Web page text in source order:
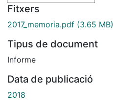
Fitxers
2017_memoria.pdf (3.65 MB)
Tipus de document
Informe
Data de publicació
2018